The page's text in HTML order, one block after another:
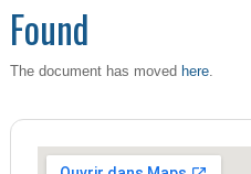
Found
The document has moved here.